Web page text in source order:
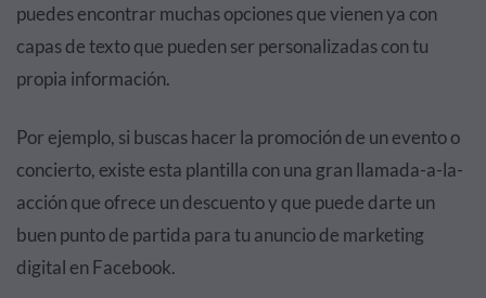
puedes encontrar muchas opciones que vienen ya con
capas de texto que pueden ser personalizadas con tu
propia información.
Por ejemplo, si buscas hacer la promoción de un evento o
concierto, existe esta plantilla con una gran llamada-a-la-
acción que ofrece un descuento y que puede darte un
buen punto de partida para tu anuncio de marketing
digital en Facebook.